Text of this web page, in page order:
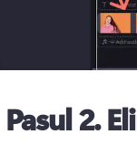
Pasul 2.